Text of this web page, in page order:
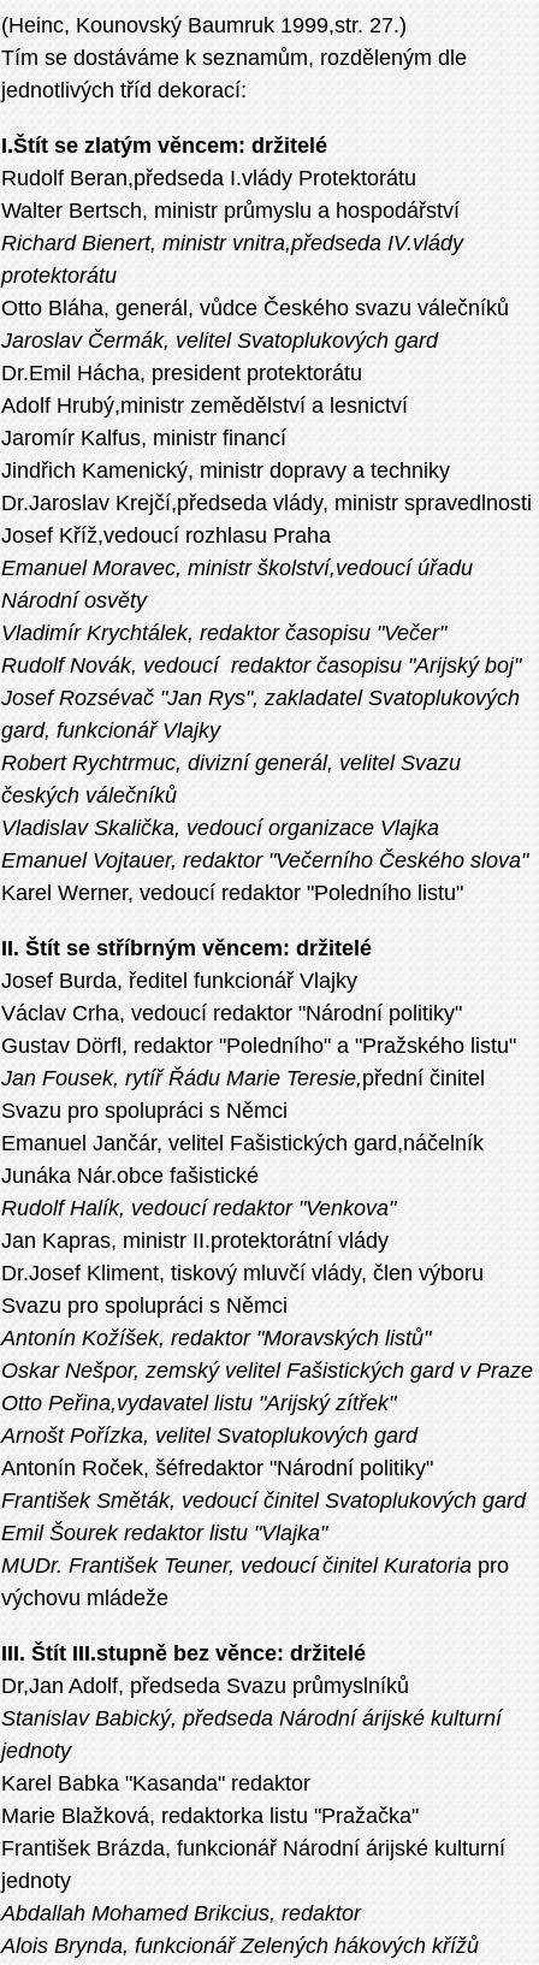
(Heinc, Kounovský Baumruk 1999,str. 27.)
Tím se dostáváme k seznamům, rozděleným dle
jednotlivých tříd dekorací:
I.Štít se zlatým věncem: držitelé
Rudolf Beran,předseda I.vlády Protektorátu
Walter Bertsch, ministr průmyslu a hospodářství
Richard Bienert, ministr vnitra,předseda IV.vlády
protektorátu
Otto Bláha, generál, vůdce Českého svazu válečníků
Jaroslav Čermák, velitel Svatoplukových gard
Dr.Emil Hácha, president protektorátu
Adolf Hrubý,ministr zemědělství a lesnictví
Jaromír Kalfus, ministr financí
Jindřich Kamenický, ministr dopravy a techniky
Dr.Jaroslav Krejčí,předseda vlády, ministr spravedlnosti
Josef Kříž,vedoucí rozhlasu Praha
Emanuel Moravec, ministr školství,vedoucí úřadu
Národní osvěty
Vladimír Krychtálek, redaktor časopisu "Večer"
Rudolf Novák, vedoucí redaktor časopisu "Arijský boj"
Josef Rozsévač "Jan Rys", zakladatel Svatoplukových
gard, funkcionář Vlajky
Robert Rychtrmuc, divizní generál, velitel Svazu
českých válečníků
Vladislav Skalička, vedoucí organizace Vlajka
Emanuel Vojtauer, redaktor "Večerního Českého slova"
Karel Werner, vedoucí redaktor "Poledního listu"
II. Štít se stříbrným věncem: držitelé
Josef Burda, ředitel funkcionář Vlajky
Václav Crha, vedoucí redaktor "Národní politiky"
Gustav Dörfl, redaktor "Poledního" a "Pražského listu"
Jan Fousek, rytíř Řádu Marie Teresie,přední činitel
Svazu pro spolupráci s Němci
Emanuel Jančár, velitel Fašistických gard,náčelník
Junáka Nár.obce fašistické
Rudolf Halík, vedoucí redaktor "Venkova"
Jan Kapras, ministr II.protektorátní vlády
Dr.Josef Kliment, tiskový mluvčí vlády, člen výboru
Svazu pro spolupráci s Němci
Antonín Kožíšek, redaktor "Moravských listů"
Oskar Nešpor, zemský velitel Fašistických gard v Praze
Otto Peřina,vydavatel listu "Arijský zítřek"
Arnošt Pořízka, velitel Svatoplukových gard
Antonín Roček, šéfredaktor "Národní politiky"
František Směták, vedoucí činitel Svatoplukových gard
Emil Šourek redaktor listu "Vlajka"
MUDr. František Teuner, vedoucí činitel Kuratoria pro
výchovu mládeže
III. Štít III.stupně bez věnce: držitelé
Dr,Jan Adolf, předseda Svazu průmyslníků
Stanislav Babický, předseda Národní árijské kulturní
jednoty
Karel Babka "Kasanda" redaktor
Marie Blažková, redaktorka listu "Pražačka"
František Brázda, funkcionář Národní árijské kulturní
jednoty
Abdallah Mohamed Brikcius, redaktor
Alois Brynda, funkcionář Zelených hákových křížů